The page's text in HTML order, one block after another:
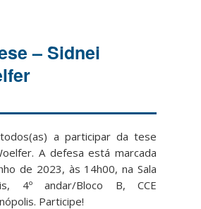
– Sidnei
a participar da tese
A defesa está marcada
de 2023, às 14h00, na Sala
4º andar/Bloco B, CCE
Participe!